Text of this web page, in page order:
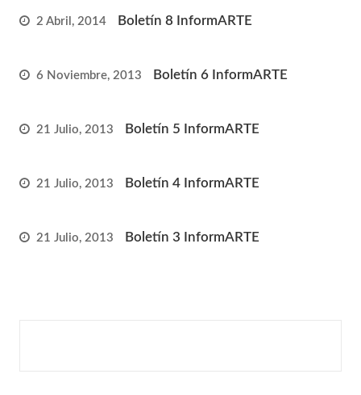
2 Abril, 2014 Boletín 8 InformARTE
6 Noviembre, 2013 Boletín 6 InformARTE
21 Julio, 2013 Boletín 5 InformARTE
21 Julio, 2013 Boletín 4 InformARTE
21 Julio, 2013 Boletín 3 InformARTE